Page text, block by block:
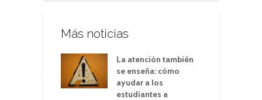
Más noticias
La atención también
se enseña: cómo
ayudar a los
estudiantes a